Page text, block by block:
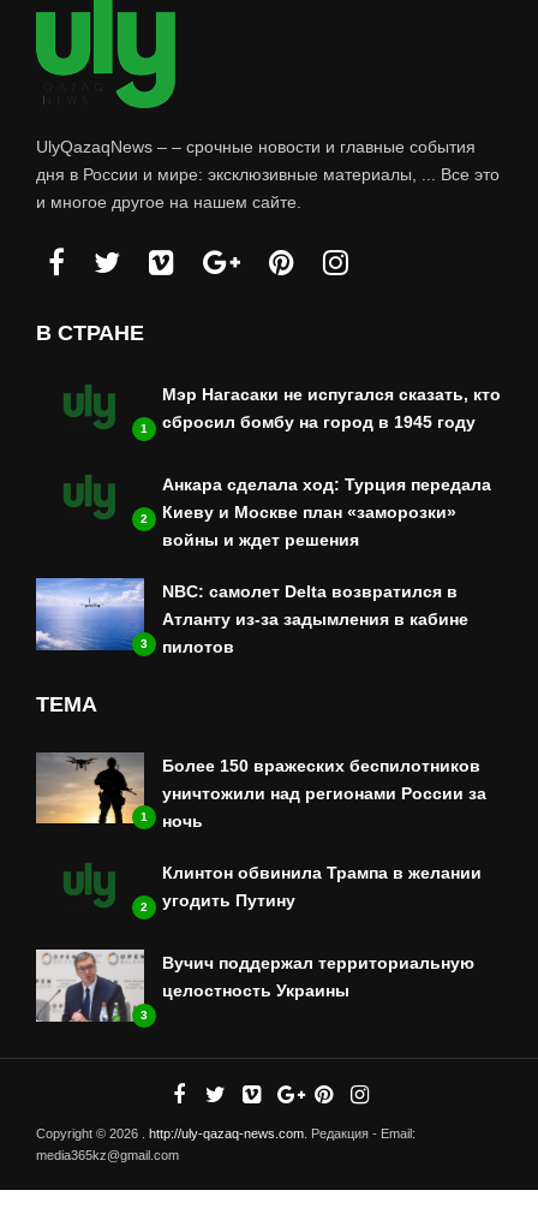
UlyQazaqNews – – срочные новости и главные события
дня в России и мире: эксклюзивные материалы, ... Все это
и многое другое на нашем сайте.
В СТРАНЕ
1
Мэр Нагасаки не испугался сказать, кто
сбросил бомбу на город в 1945 году
2
Анкара сделала ход: Турция передала
Киеву и Москве план «заморозки»
войны и ждет решения
3
NBC: самолет Delta возвратился в
Атланту из-за задымления в кабине
пилотов
ТЕМА
1
Более 150 вражеских беспилотников
уничтожили над регионами России за
ночь
2
Клинтон обвинила Трампа в желании
угодить Путину
3
Вучич поддержал территориальную
целостность Украины
Copyright © 2026 . http://uly-qazaq-news.com . Редакция - Email:
media365kz@gmail.com